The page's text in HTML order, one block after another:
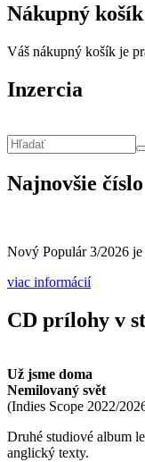
Nákupný košík
Váš nákupný košík je
Inzercia
Najnovšie číslo
Nový Populár 3/2026 je
viac informácií
CD prílohy v
Už jsme doma
Nemilovaný svět
(Indies Scope 2022/
Druhé studiové album
anglický texty.